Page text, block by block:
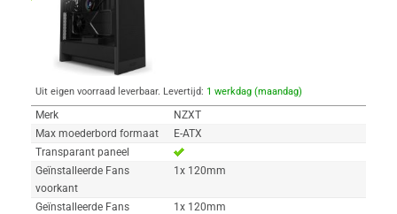
Uit eigen voorraad leverbaar. Levertijd: 1 werkdag (maandag)
Merk
NZXT
Max moederbord formaat
E-ATX
Transparant paneel
Geïnstalleerde Fans
voorkant
1x 120mm
Geïnstalleerde Fans
1x 120mm